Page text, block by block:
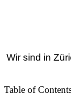
Wir sind in
Table of